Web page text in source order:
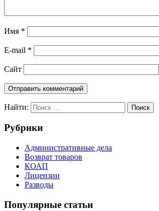
Имя *
E-mail *
Сайт
Найти: Поиск
Рубрики
Административные дела
Возврат товаров
КОАП
Лицензии
Разводы
Популярные статьи